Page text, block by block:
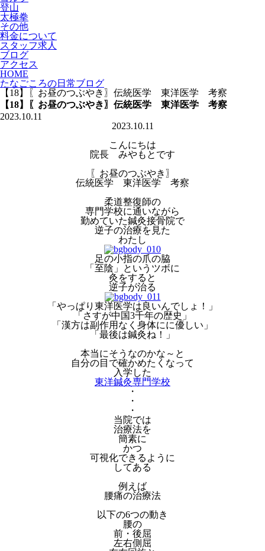
登山
太極拳
その他
料金について
スタッフ求人
ブログ
アクセス
HOME
たなごころの日常ブログ
【18】〖お昼のつぶやき〗伝統医学 東洋医学 考察
【18】〖お昼のつぶやき〗伝統医学 東洋医学 考察
2023.10.11
2023.10.11
こんにちは
院長 みやもとです
〖お昼のつぶやき〗
伝統医学 東洋医学 考察
柔道整復師の
専門学校に通いながら
勤めていた鍼灸接骨院で
逆子の治療を見た
わたし
足の小指の爪の脇
「至陰」というツボに
灸をすると
逆子が治る
「やっぱり東洋医学は良いんでしょ！」
「さすが中国3千年の歴史」
「漢方は副作用なく身体にに優しい」
「最後は鍼灸ね！」
本当にそうなのかな～と
自分の目で確かめたくなって
入学した
東洋鍼灸専門学校
・
・
・
当院では
治療法を
簡素に
かつ
可視化できるように
してある
例えば
腰痛の治療法
以下の6つの動き
腰の
前・後屈
左右側屈